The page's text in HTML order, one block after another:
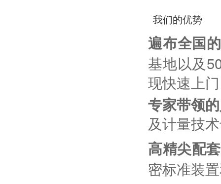
我们的优势
遍布全国
基地以及
现快速上
专家带领
及计量技
高精尖配
密标准装